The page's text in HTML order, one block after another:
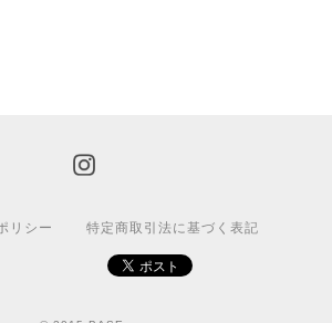
リシー 特定商取引法に基づく表記